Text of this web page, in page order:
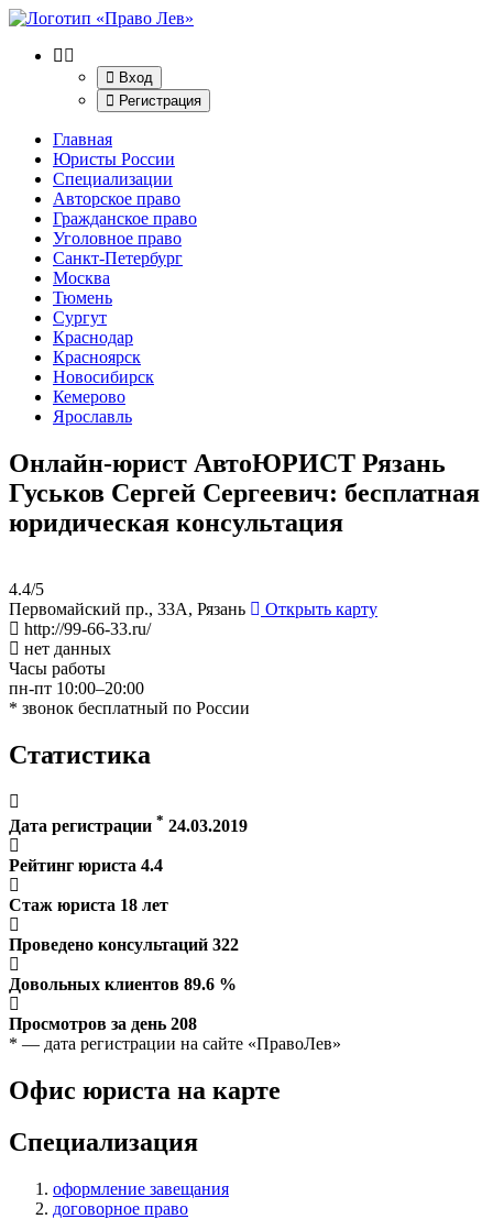
Вход
Регистрация
Главная
Юристы России
Специализации
Авторское право
Гражданское право
Уголовное право
Санкт-Петербург
Москва
Тюмень
Сургут
Краснодар
Красноярск
Новосибирск
Кемерово
Ярославль
Онлайн-юрист АвтоЮРИСТ Рязань
Гуськов Сергей Сергеевич: бесплатная
юридическая консультация
4.4/5
Первомайский пр., 33А, Рязань
Открыть карту
http://99-66-33.ru/
нет данных
Часы работы
пн-пт 10:00–20:00
* звонок бесплатный по России
Статистика
Дата регистрации * 24.03.2019
Рейтинг юриста 4.4
Стаж юриста 18 лет
Проведено консультаций 322
Довольных клиентов 89.6 %
Просмотров за день 208
* — дата регистрации на сайте «ПравоЛев»
Офис юриста на карте
Специализация
оформление завещания
договорное право